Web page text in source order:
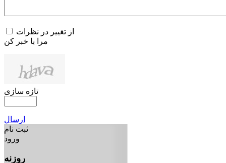
از تغییر در نظرات
مرا با خبر کن
تازه سازی
ارسال
ثبت نام
ورود
روزنه